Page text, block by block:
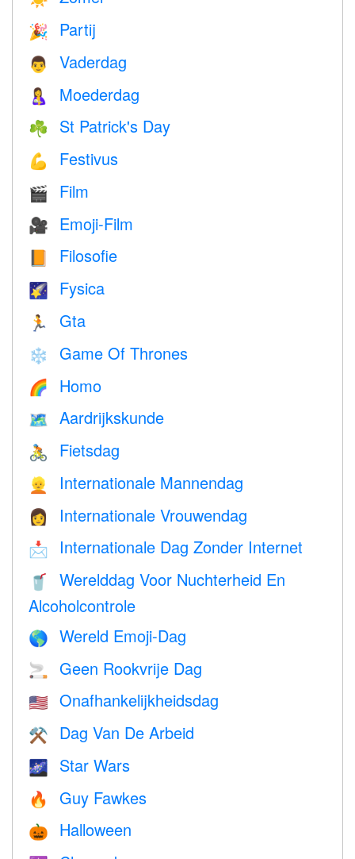
🎉 Partij
👨 Vaderdag
🤱 Moederdag
☘️ St Patrick's Day
💪 Festivus
🎬 Film
🎥 Emoji-Film
📙 Filosofie
🌠 Fysica
🏃 Gta
❄️ Game Of Thrones
🌈 Homo
🗺 Aardrijkskunde
🚴 Fietsdag
👱 Internationale Mannendag
👩 Internationale Vrouwendag
📩 Internationale Dag Zonder Internet
🥤
Werelddag Voor Nuchterheid En
Alcoholcontrole
🌎 Wereld Emoji-Dag
🚬 Geen Rookvrije Dag
🇺🇸 Onafhankelijkheidsdag
⚒️ Dag Van De Arbeid
🌌 Star Wars
🔥 Guy Fawkes
🎃 Halloween